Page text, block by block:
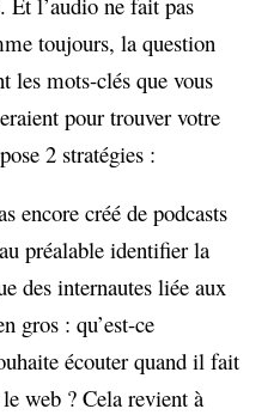
toujours, la question
les mots-clés que vous
pour trouver votre
2 stratégies :
encore créé de podcasts
préalable identifier la
des internautes liée aux
gros : qu’est-ce
écouter quand il fait
web ? Cela revient à